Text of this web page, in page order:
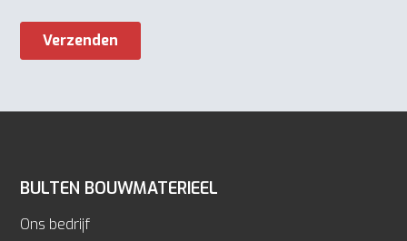
BULTEN BOUWMATERIEEL
Ons bedrijf